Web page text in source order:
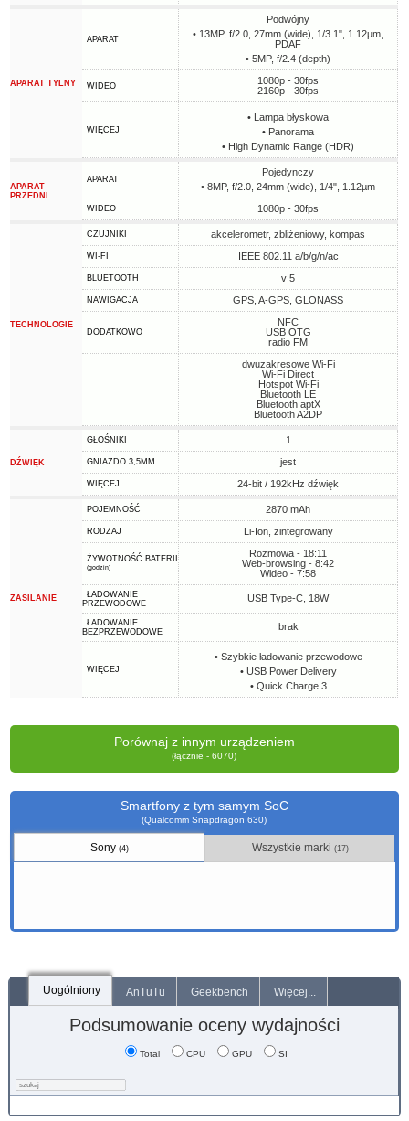
APARAT TYLNY
APARAT
Podwójny
• 13MP, f/2.0, 27mm (wide), 1/3.1", 1.12µm,
PDAF
• 5MP, f/2.4 (depth)
WIDEO
1080p - 30fps
2160p - 30fps
WIĘCEJ
• Lampa błyskowa
• Panorama
• High Dynamic Range (HDR)
APARAT
PRZEDNI
APARAT
Pojedynczy
• 8MP, f/2.0, 24mm (wide), 1/4", 1.12µm
WIDEO 1080p - 30fps
TECHNOLOGIE
CZUJNIKI akcelerometr, zbliżeniowy, kompas
WI-FI IEEE 802.11 a/b/g/n/ac
BLUETOOTH v 5
NAWIGACJA GPS, A-GPS, GLONASS
DODATKOWO
NFC
USB OTG
radio FM
dwuzakresowe Wi-Fi
Wi-Fi Direct
Hotspot Wi-Fi
Bluetooth LE
Bluetooth aptX
Bluetooth A2DP
DŹWIĘK
GŁOŚNIKI 1
GNIAZDO 3,5MM jest
WIĘCEJ 24-bit / 192kHz dźwięk
ZASILANIE
POJEMNOŚĆ 2870 mAh
RODZAJ Li-Ion, zintegrowany
ŻYWOTNOŚĆ BATERII
(godzin)
Rozmowa - 18:11
Web-browsing - 8:42
Wideo - 7:58
ŁADOWANIE
PRZEWODOWE
USB Type-C, 18W
ŁADOWANIE
BEZPRZEWODOWE
brak
WIĘCEJ
• Szybkie ładowanie przewodowe
• USB Power Delivery
• Quick Charge 3
Porównaj z innym urządzeniem
(łącznie - 6070)
Smartfony z tym samym SoC
(Qualcomm Snapdragon 630)
Sony(4) Wszystkie marki (17)
Uogólniony AnTuTu Geekbench Więcej...
Podsumowanie oceny wydajności
Total CPU GPU SI